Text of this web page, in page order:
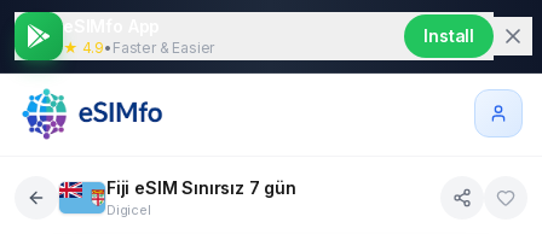
★ 4.9• Faster & Easier
Install
Fiji eSIM Sınırsız 7 gün
Digicel